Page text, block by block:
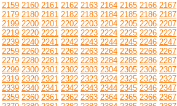
2159 2160 2161 2162 2163 2164 2165 2166 2167
2179 2180 2181 2182 2183 2184 2185 2186 2187
2199 2200 2201 2202 2203 2204 2205 2206 2207
2219 2220 2221 2222 2223 2224 2225 2226 2227
2239 2240 2241 2242 2243 2244 2245 2246 2247
2259 2260 2261 2262 2263 2264 2265 2266 2267
2279 2280 2281 2282 2283 2284 2285 2286 2287
2299 2300 2301 2302 2303 2304 2305 2306 2307
2319 2320 2321 2322 2323 2324 2325 2326 2327
2339 2340 2341 2342 2343 2344 2345 2346 2347
2359 2360 2361 2362 2363 2364 2365 2366 2367